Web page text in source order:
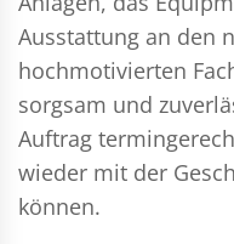
Ausstattung an den
hochmotivierten
sorgsam und
Auftrag
wieder mit der
können.